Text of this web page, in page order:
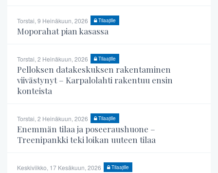
Torstai, 9 Heinäkuun, 2026 Tilaajille
Moporahat pian kasassa
Torstai, 2 Heinäkuun, 2026 Tilaajille
Pelloksen datakeskuksen rakentaminen
viivästynyt – Karpalolahti rakentuu ensin
konteista
Torstai, 2 Heinäkuun, 2026 Tilaajille
Enemmän tilaa ja poseeraushuone –
Treenipankki teki loikan uuteen tilaa
Keskiviikko, 17 Kesäkuun, 2026 Tilaajille